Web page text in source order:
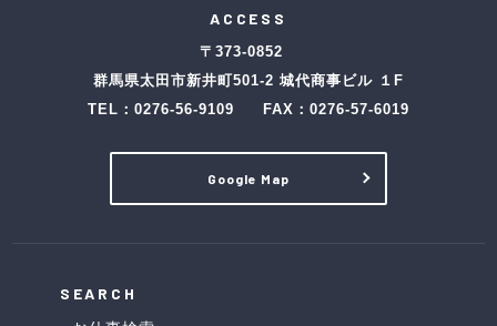
ACCESS
〒373-0852
群馬県太田市新井町501-2 城代商事ビル １F
TEL： 0276-56-9109 FAX：0276-57-6019
Google Map
SEARCH